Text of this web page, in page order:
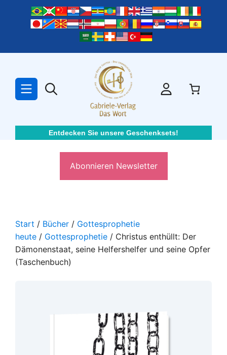
springen
Entdecken Sie unsere Geschenksets!
Abonnieren Newsletter
Start / Bücher / Gottesprophetie
heute / Gottesprophetie / Christus enthüllt: Der
Dämonenstaat, seine Helfershelfer und seine Opfer
(Taschenbuch)